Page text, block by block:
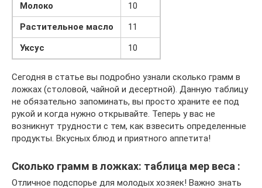
Молоко
10
Растительное масло
11
Уксус
10
Сегодня в статье вы подробно узнали сколько грамм в
ложках (столовой, чайной и десертной). Данную таблицу
не обязательно запоминать, вы просто храните ее под
рукой и когда нужно открывайте. Теперь у вас не
возникнут трудности с тем, как взвесить определенные
продукты. Вкусных блюд и приятного аппетита!
Сколько грамм в ложках: таблица мер веса :
Отличное подспорье для молодых хозяек! Важно знать